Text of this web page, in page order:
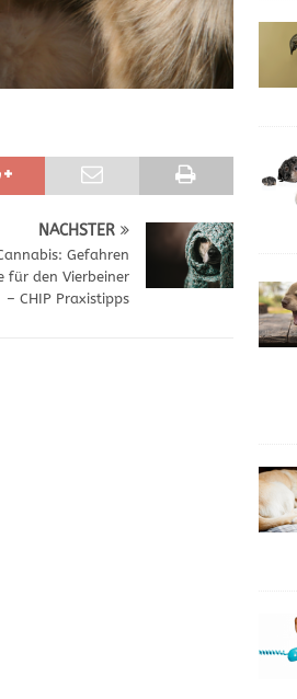
– diese süßen Welpen bekommt nicht
Gesundheitsrisiko dar – Deine Tierwelt
fördern die geistige Gesundheit im
dem Hoopers-Sport – Badische Neueste
Prinz William müssen sich für ihre Welpen
oder Eierschalen? DIES UND DAS
NÄCHSTER
Gefahren
für den Vierbeiner
– CHIP Praxistipps